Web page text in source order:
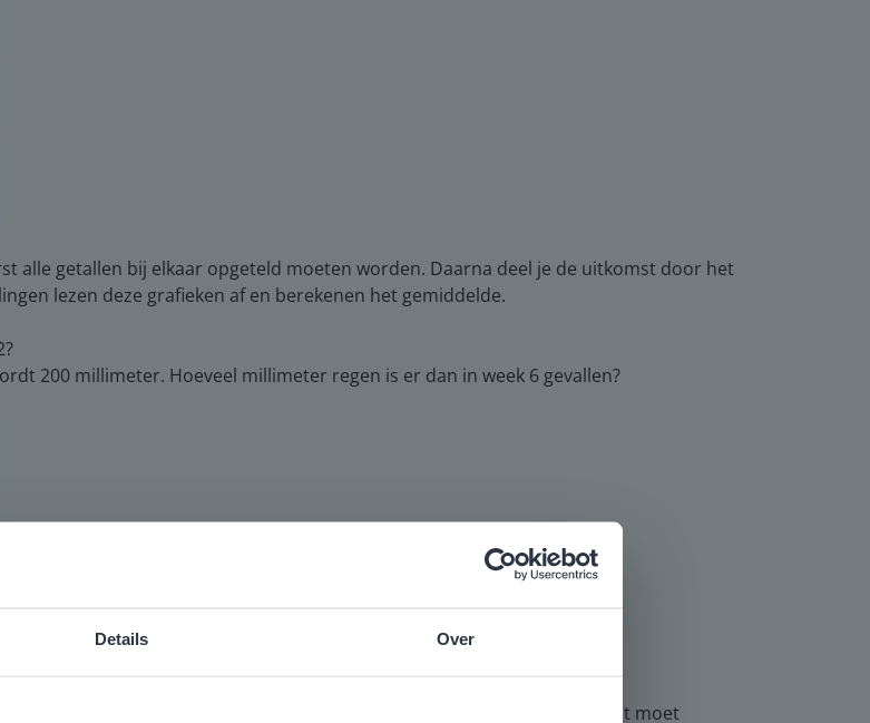
Details Over
alle getallen bij elkaar opgeteld moeten worden. Daarna deel je de uitkomst door het
lezen deze grafieken af en berekenen het gemiddelde.
200 millimeter. Hoeveel millimeter regen is er dan in week 6 gevallen?
eerst naar 1% kunt rekenen. Dit doe je door te delen door 100. Dit moet
niet overeen met je locatie
dat je misschien liever naar de website voor